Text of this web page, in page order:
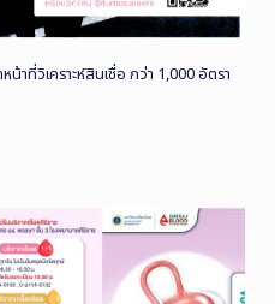
น้าที่วิเคราะห์สินเชื่อ กว่า 1,000 อัตรา